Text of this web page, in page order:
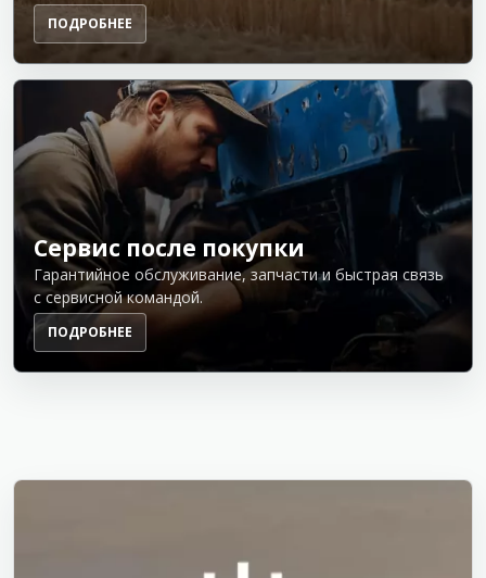
ПОДРОБНЕЕ
Сервис после покупки
Гарантийное обслуживание, запчасти и быстрая связь
с сервисной командой.
ПОДРОБНЕЕ